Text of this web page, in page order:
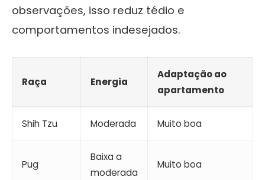
observações, isso reduz tédio e
comportamentos indesejados.
Raça Energia
Adaptação ao
apartamento
Shih Tzu Moderada Muito boa
Pug
Baixa a
moderada
Muito boa